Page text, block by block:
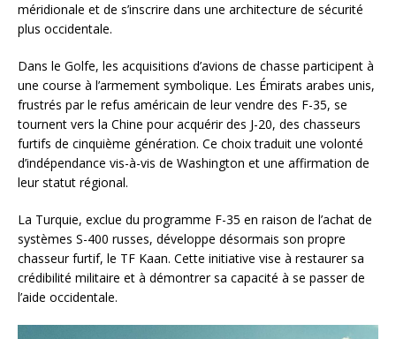
méridionale et de s’inscrire dans une architecture de sécurité
plus occidentale.
Dans le Golfe, les acquisitions d’avions de chasse participent à
une course à l’armement symbolique. Les Émirats arabes unis,
frustrés par le refus américain de leur vendre des F-35, se
tournent vers la Chine pour acquérir des J-20, des chasseurs
furtifs de cinquième génération. Ce choix traduit une volonté
d’indépendance vis-à-vis de Washington et une affirmation de
leur statut régional.
La Turquie, exclue du programme F-35 en raison de l’achat de
systèmes S-400 russes, développe désormais son propre
chasseur furtif, le TF Kaan. Cette initiative vise à restaurer sa
crédibilité militaire et à démontrer sa capacité à se passer de
l’aide occidentale.